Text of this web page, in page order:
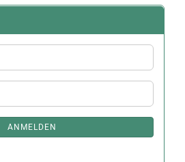
ANMELDEN